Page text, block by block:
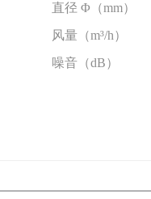
直径 Φ（mm）
风量（m³/h）
噪音（dB）